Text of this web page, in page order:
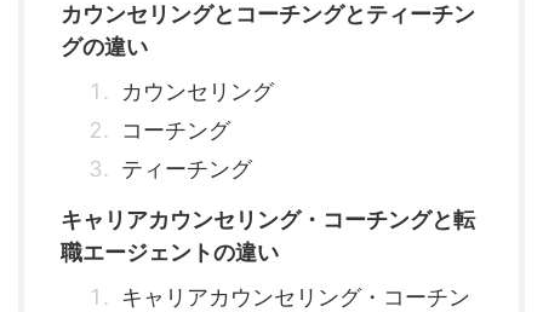
カウンセリングとコーチングとティーチン
グの違い
カウンセリング
コーチング
ティーチング
キャリアカウンセリング・コーチングと転
職エージェントの違い
キャリアカウンセリング・コーチン